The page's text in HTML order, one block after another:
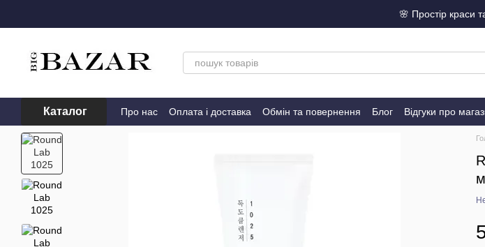
🌸 Простір краси
Каталог Про нас Оплата і доставка Обмін та повернення Блог Відгуки про